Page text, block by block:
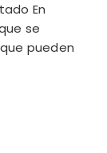
En
se
pueden